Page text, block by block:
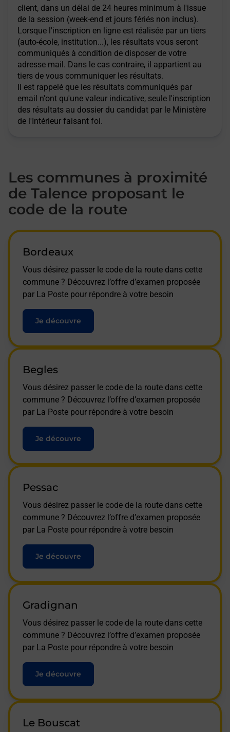
client, dans un délai de 24 heures minimum à l'issue
de la session (week-end et jours fériés non inclus).
Lorsque l'inscription en ligne est réalisée par un tiers
(auto-école, institution...), les résultats vous seront
communiqués à condition de disposer de votre
adresse mail. Dans le cas contraire, il appartient au
tiers de vous communiquer les résultats.
Il est rappelé que les résultats communiqués par
email n'ont qu'une valeur indicative, seule l'inscription
des résultats au dossier du candidat par le Ministère
de l'Intérieur faisant foi.
Les communes à proximité
de Talence proposant le
code de la route
Bordeaux
Vous désirez passer le code de la route dans cette
commune ? Découvrez l’offre d’examen proposée
par La Poste pour répondre à votre besoin
Je découvre
Begles
Vous désirez passer le code de la route dans cette
commune ? Découvrez l’offre d’examen proposée
par La Poste pour répondre à votre besoin
Je découvre
Pessac
Vous désirez passer le code de la route dans cette
commune ? Découvrez l’offre d’examen proposée
par La Poste pour répondre à votre besoin
Je découvre
Gradignan
Vous désirez passer le code de la route dans cette
commune ? Découvrez l’offre d’examen proposée
par La Poste pour répondre à votre besoin
Je découvre
Le Bouscat